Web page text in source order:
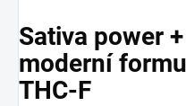
Sativa power +
moderní
THC-F